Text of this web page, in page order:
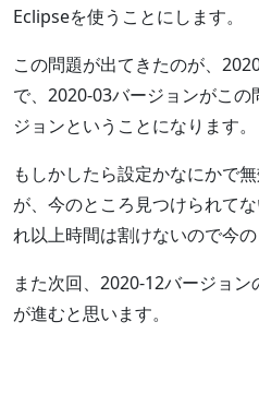
Eclipseを使うことにします。
この問題が出てきたのが、
で、2020-03バージョンがこ
ジョンということになります。
もしかしたら設定かなにかで
が、今のところ見つけられて
れ以上時間は割けないので今
また次回、2020-12バージョ
が進むと思います。